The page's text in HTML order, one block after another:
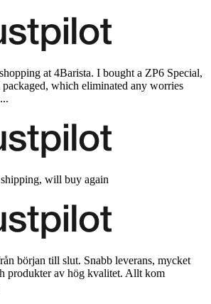
at 4Barista. I bought a ZP6 Special,
which eliminated any worries
will buy again
början till slut. Snabb leverans, mycket
produkter av hög kvalitet. Allt kom